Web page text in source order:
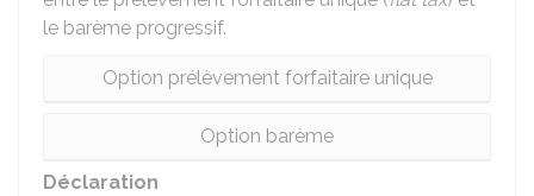
le barème progressif.
Option prélèvement forfaitaire unique
Option barème
Déclaration